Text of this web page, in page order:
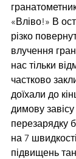
«Вліво!» В
різко
влучення
нас тільки
частково
доїхали до
димову
перезарядку
на 7
підвищень